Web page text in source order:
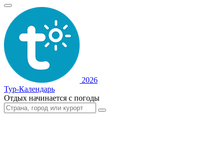
2026
Тур-Календарь
Отдых начинается с погоды